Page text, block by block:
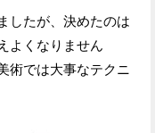
したが、決めたのは
よくなりません
術では大事なテクニ